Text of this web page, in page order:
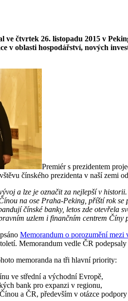
ve čtvrtek 26. listopadu 2015 v
v oblasti hospodářství, nových
Premiér s prezidentem
čínského prezidenta v naší zemi
a lze je označit za nejlepší v
na ose Praha-Peking, příští rok
čínské banky, letos zde otevřela
uzlem i finančním centrem
Memorandum o porozumění
Memorandum vedle ČR
memoranda na tři hlavní priority:
ve střední a východní Evropě,
bank pro expanzi v regionu,
a ČR, především v otázce